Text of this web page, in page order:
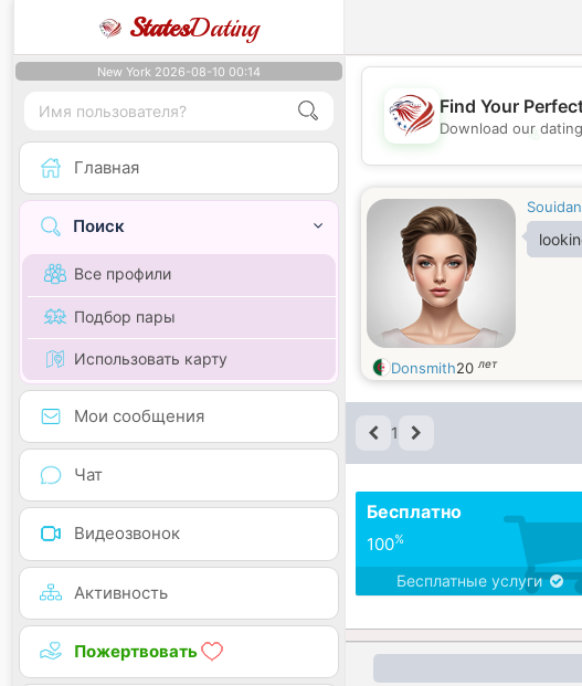
StatesDating
New York 2026-08-10 00:14
Главная
Поиск
Все профили
Подбор пары
Использовать карту
Мои сообщения
Чат
Видеозвонок
Активность
Пожертвовать
💖
Find Your
Download our
Donsmith20 лет
1
Бесплатно
100%
Бесплатные услуги